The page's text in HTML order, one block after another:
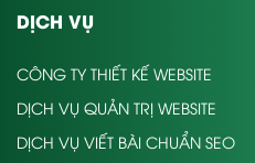
DỊCH VỤ
CÔNG TY THIẾT KẾ WEBSITE
DỊCH VỤ QUẢN TRỊ WEBSITE
DỊCH VỤ VIẾT BÀI CHUẨN SEO